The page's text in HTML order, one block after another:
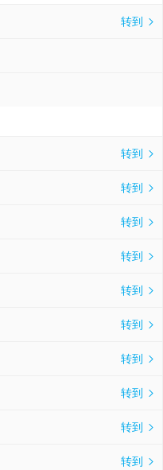
转到 
转到 
转到 
转到 
转到 
转到 
转到 
转到 
转到 
转到 
转到 